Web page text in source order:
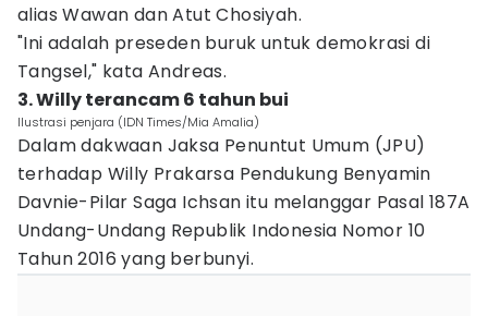
alias Wawan dan Atut Chosiyah.
"Ini adalah preseden buruk untuk demokrasi di
Tangsel," kata Andreas.
3. Willy terancam 6 tahun bui
Ilustrasi penjara (IDN Times/Mia Amalia)
Dalam dakwaan Jaksa Penuntut Umum (JPU)
terhadap Willy Prakarsa Pendukung Benyamin
Davnie-Pilar Saga Ichsan itu melanggar Pasal 187A
Undang-Undang Republik Indonesia Nomor 10
Tahun 2016 yang berbunyi.